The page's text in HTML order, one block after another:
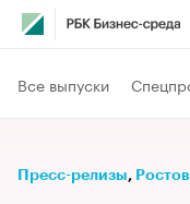
Все выпуски
Пресс-релизы⁠,